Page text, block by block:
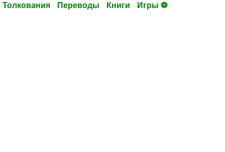
Толкования Переводы Книги Игры ⚽